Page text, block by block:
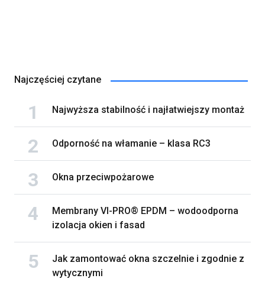
Najczęściej czytane
Najwyższa stabilność i najłatwiejszy montaż
Odporność na włamanie – klasa RC3
Okna przeciwpożarowe
Membrany VI-PRO® EPDM – wodoodporna
izolacja okien i fasad
Jak zamontować okna szczelnie i zgodnie z
wytycznymi